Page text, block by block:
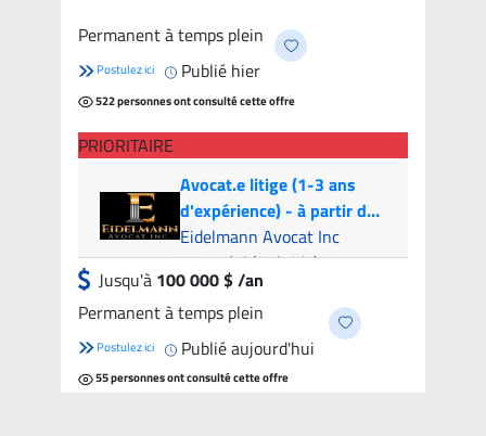
candidats
Permanent à temps plein
Postulez ici Publié hier
522 personnes ont consulté cette offre
PRIORITAIRE
Avocat.e litige (1-3 ans
d'expérience) - à partir de
100k par année | Litigation
Attorney (1-3 years of
experience) - from 100k
per year
Eidelmann Avocat Inc
Montréal (Hybride)
Jusqu'à 100 000 $ /an
Permanent à temps plein
Postulez ici Publié aujourd'hui
55 personnes ont consulté cette offre